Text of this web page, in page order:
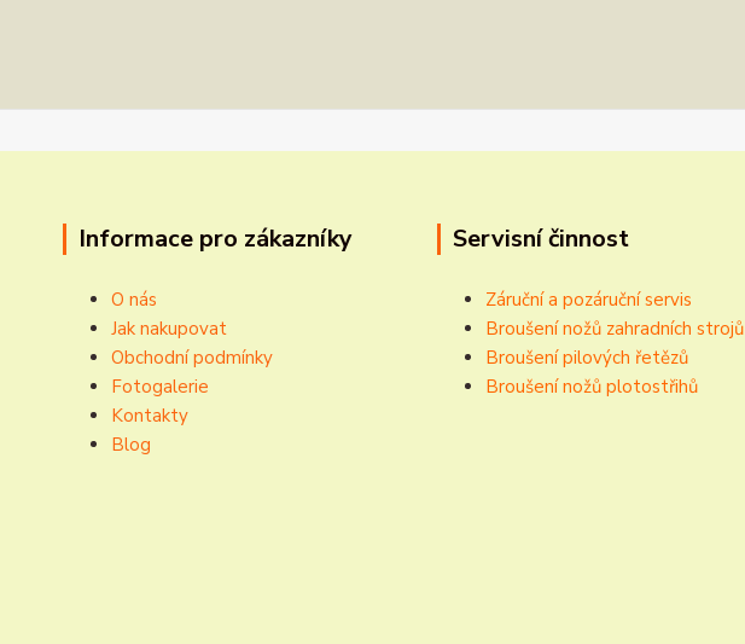
Informace pro zákazníky
O nás
Jak nakupovat
Obchodní podmínky
Fotogalerie
Kontakty
Blog
Servisní činnost
Záruční a pozáruční servis
Broušení nožů zahradních strojů
Broušení pilových řetězů
Broušení nožů plotostřihů